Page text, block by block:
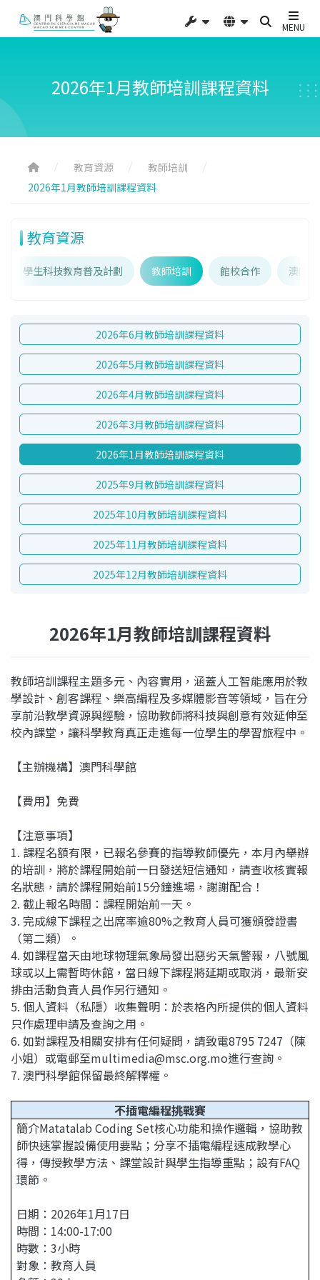
MENU
2026年1月教師培訓課程資料
教育資源
教師培訓
2026年1月教師培訓課程資料
教育資源
學生科技教育普及計劃 教師培訓 館校合作 澳門
2026年6月教師培訓課程資料
2026年5月教師培訓課程資料
2026年4月教師培訓課程資料
2026年3月教師培訓課程資料
2026年1月教師培訓課程資料
2025年9月教師培訓課程資料
2025年10月教師培訓課程資料
2025年11月教師培訓課程資料
2025年12月教師培訓課程資料
2026年1月教師培訓課程資料
教師培訓課程主題多元、內容實用，涵蓋人工智能應用於教
學設計、創客課程、樂高編程及多媒體影音等領域，旨在分
享前沿教學資源與經驗，協助教師將科技與創意有效延伸至
校內課堂，讓科學教育真正走進每一位學生的學習旅程中。
【主辦機構】澳門科學館
【費用】免費
【注意事項】
1. 課程名額有限，已報名參賽的指導教師優先，本月內舉辦
的培訓，將於課程開始前一日發送短信通知，請查收核實報
名狀態，請於課程開始前15分鐘進場，謝謝配合！
2. 截止報名時間：課程開始前一天。
3. 完成線下課程之出席率逾80%之教育人員可獲頒發證書
（第二類）。
4. 如課程當天由地球物理氣象局發出惡劣天氣警報，八號風
球或以上需暫時休館，當日線下課程將延期或取消，最新安
排由活動負責人員作另行通知。
5. 個人資料（私隱）收集聲明：於表格內所提供的個人資料
只作處理申請及查詢之用。
6. 如對課程及相關安排有任何疑問，請致電8795 7247（陳
小姐）或電郵至multimedia@msc.org.mo進行查詢。
7. 澳門科學館保留最終解釋權。
不插電編程挑戰賽
簡介Matatalab Coding Set核心功能和操作邏輯，協助教
師快速掌握設備使用要點；分享不插電編程速成教學心
得，傳授教學方法、課堂設計與學生指導重點；設有FAQ
環節。
日期：2026年1月17日
時間：14:00-17:00
時數：3小時
對象：教育人員